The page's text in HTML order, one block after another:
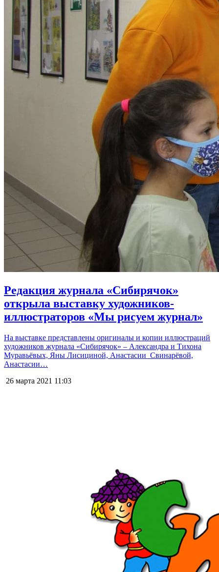
Редакция журнала «Сибирячок»
открыла выставку художников-
иллюстраторов «Мы рисуем журнал»
На выставке представлены оригиналы и копии иллюстраций
художников журнала «Сибирячок» – Александра и Тихона
Муравьёвых, Яны Лисициной, Анастасии Свинарёвой,
Анастасии…
26 марта 2021 11:03